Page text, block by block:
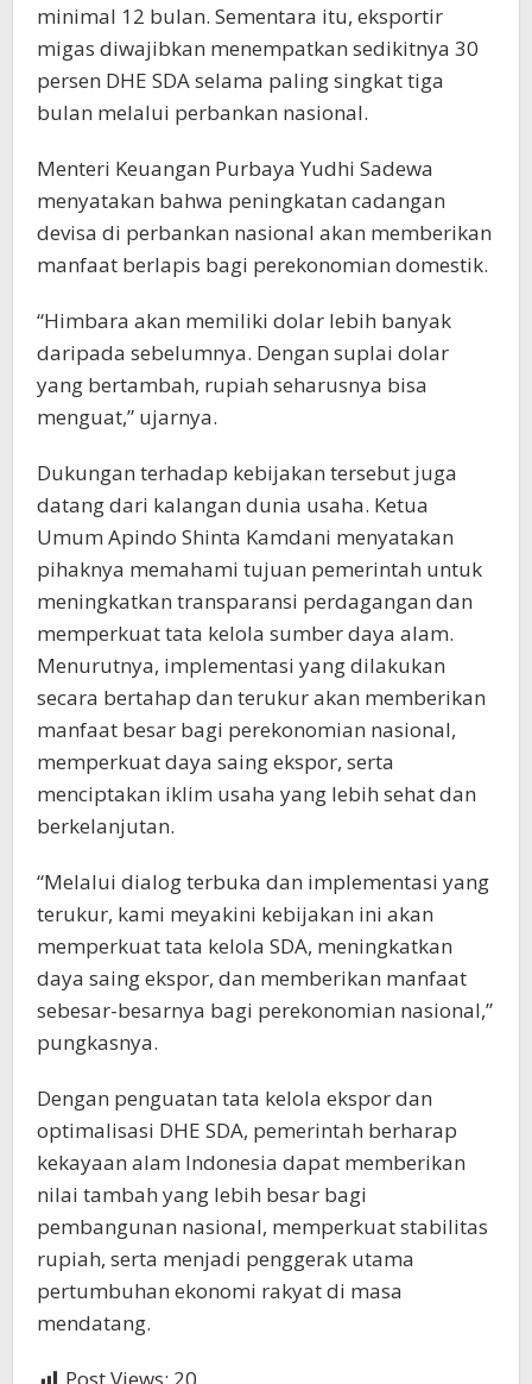
minimal 12 bulan. Sementara itu, eksportir
migas diwajibkan menempatkan sedikitnya 30
persen DHE SDA selama paling singkat tiga
bulan melalui perbankan nasional.
Menteri Keuangan Purbaya Yudhi Sadewa
menyatakan bahwa peningkatan cadangan
devisa di perbankan nasional akan memberikan
manfaat berlapis bagi perekonomian domestik.
“Himbara akan memiliki dolar lebih banyak
daripada sebelumnya. Dengan suplai dolar
yang bertambah, rupiah seharusnya bisa
menguat,” ujarnya.
Dukungan terhadap kebijakan tersebut juga
datang dari kalangan dunia usaha. Ketua
Umum Apindo Shinta Kamdani menyatakan
pihaknya memahami tujuan pemerintah untuk
meningkatkan transparansi perdagangan dan
memperkuat tata kelola sumber daya alam.
Menurutnya, implementasi yang dilakukan
secara bertahap dan terukur akan memberikan
manfaat besar bagi perekonomian nasional,
memperkuat daya saing ekspor, serta
menciptakan iklim usaha yang lebih sehat dan
berkelanjutan.
“Melalui dialog terbuka dan implementasi yang
terukur, kami meyakini kebijakan ini akan
memperkuat tata kelola SDA, meningkatkan
daya saing ekspor, dan memberikan manfaat
sebesar-besarnya bagi perekonomian nasional,”
pungkasnya.
Dengan penguatan tata kelola ekspor dan
optimalisasi DHE SDA, pemerintah berharap
kekayaan alam Indonesia dapat memberikan
nilai tambah yang lebih besar bagi
pembangunan nasional, memperkuat stabilitas
rupiah, serta menjadi penggerak utama
pertumbuhan ekonomi rakyat di masa
mendatang.